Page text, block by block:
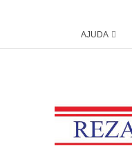
AJUDA